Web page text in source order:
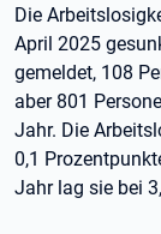
Die
April 2025
gemeldet, 108
aber 801
Jahr. Die
0,1
Jahr lag sie bei